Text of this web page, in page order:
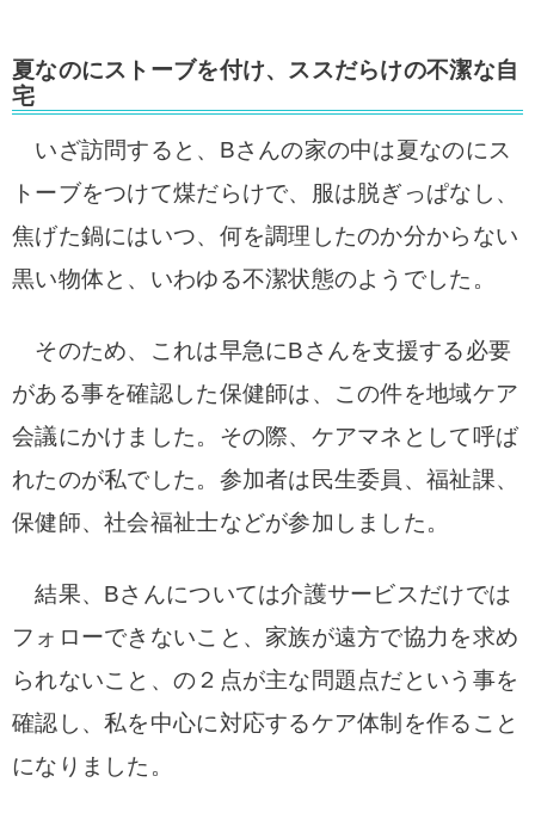
夏なのにストーブを付け、ススだらけの不潔な自
宅
いざ訪問すると、Bさんの家の中は夏なのにス
トーブをつけて煤だらけで、服は脱ぎっぱなし、
焦げた鍋にはいつ、何を調理したのか分からない
黒い物体と、いわゆる不潔状態のようでした。
そのため、これは早急にBさんを支援する必要
がある事を確認した保健師は、この件を地域ケア
会議にかけました。 その際、ケアマネとして呼ば
れたのが私でした。 参加者は民生委員、福祉課、
保健師、社会福祉士などが参加しました。
結果、Bさんについては介護サービスだけでは
フォローできないこと、家族が遠方で協力を求め
られないこと、の２点が主な問題点だという事を
確認し、私を中心に対応するケア体制を作ること
になりました。